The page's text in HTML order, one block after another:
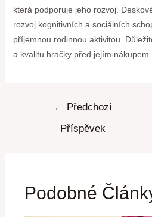
která podporuje jeho rozvoj.
rozvoj kognitivních a sociálních
příjemnou rodinnou aktivitou.
a kvalitu hračky před jejím nákupem.
← Předchozí
Příspěvek
Podobné